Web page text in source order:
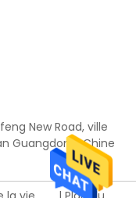
New Road, ville
Guangdong, Chine